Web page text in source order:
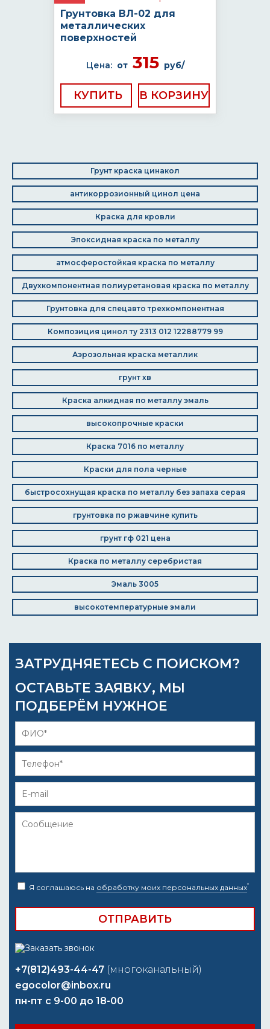
Грунтовка ВЛ-02 для
металлических
поверхностей
Цена: от315 руб/
КУПИТЬ
Грунт краска цинакол
антикоррозионный цинол цена
Краска для кровли
Эпоксидная краска по металлу
атмосферостойкая краска по металлу
Двухкомпонентная полиуретановая краска по металлу
Грунтовка для спецавто трехкомпонентная
Композиция цинол ту 2313 012 12288779 99
Аэрозольная краска металлик
грунт хв
Краска алкидная по металлу эмаль
высокопрочные краски
Краска 7016 по металлу
Краски для пола черные
быстросохнущая краска по металлу без запаха серая
грунтовка по ржавчине купить
грунт гф 021 цена
Краска по металлу серебристая
Эмаль 3005
высокотемпературные эмали
ЗАТРУДНЯЕТЕСЬ С ПОИСКОМ?
ОСТАВЬТЕ ЗАЯВКУ, МЫ
ПОДБЕРЁМ НУЖНОЕ
Я соглашаюсь на обработку моих персональных данных*
+7(812)493-44-47 (многоканальный)
egocolor@inbox.ru
пн-пт с 9-00 до 18-00